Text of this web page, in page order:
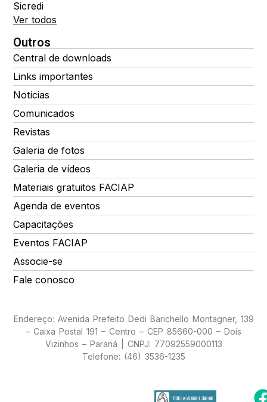
Sicredi
Ver todos
Outros
Central de downloads
Links importantes
Notícias
Comunicados
Revistas
Galeria de fotos
Galeria de vídeos
Materiais gratuitos FACIAP
Agenda de eventos
Capacitações
Eventos FACIAP
Associe-se
Fale conosco
Endereço: Avenida Prefeito Dedi Barichello Montagner, 139
– Caixa Postal 191 – Centro – CEP 85660-000 – Dois
Vizinhos – Paraná | CNPJ: 77092559000113
Telefone: (46) 3536-1235